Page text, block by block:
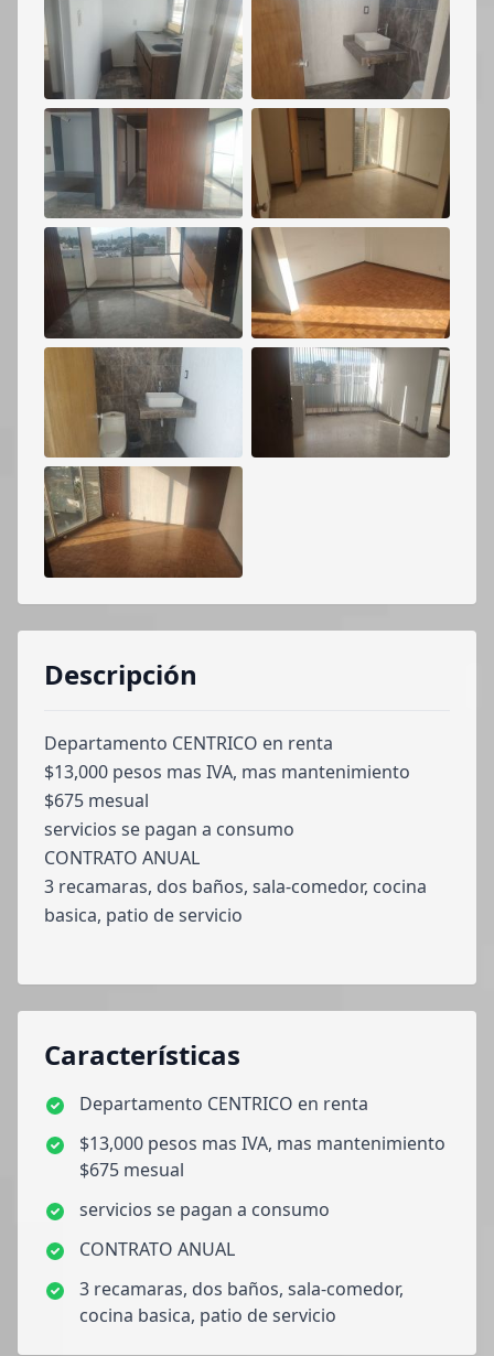
Descripción
Departamento CENTRICO en renta
$13,000 pesos mas IVA, mas mantenimiento
$675 mesual
servicios se pagan a consumo
CONTRATO ANUAL
3 recamaras, dos baños, sala-comedor, cocina
basica, patio de servicio
Características
Departamento CENTRICO en renta
$13,000 pesos mas IVA, mas mantenimiento
$675 mesual
servicios se pagan a consumo
CONTRATO ANUAL
3 recamaras, dos baños, sala-comedor,
cocina basica, patio de servicio